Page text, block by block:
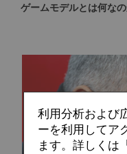
ゲームモデルとは何なの
利用分析および
ーを利用してア
ます。詳しくは